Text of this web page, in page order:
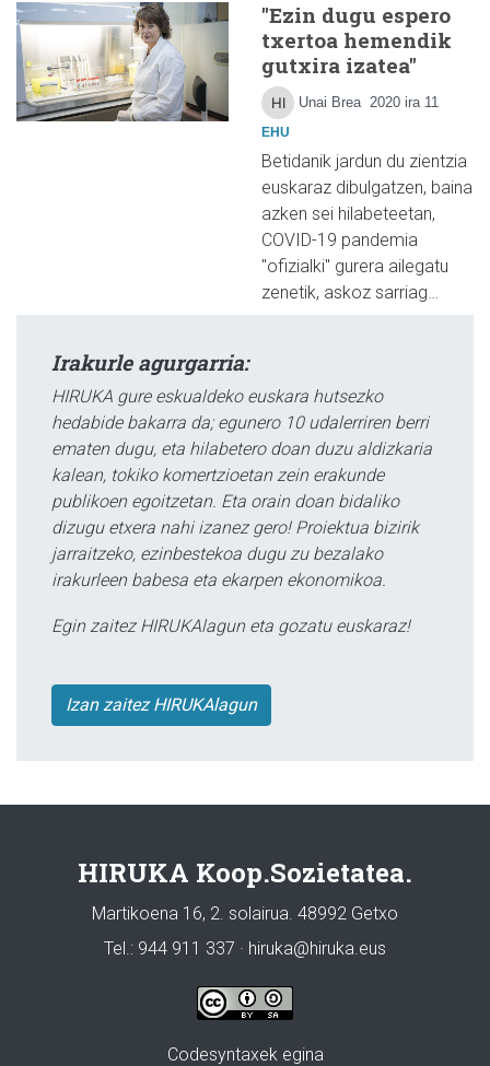
"Ezin dugu espero
txertoa hemendik
gutxira izatea"
Unai Brea 2020 ira 11
EHU
Betidanik jardun du zientzia
euskaraz dibulgatzen, baina
azken sei hilabeteetan,
COVID-19 pandemia
"ofizialki" gurera ailegatu
zenetik, askoz sarriag…
Irakurle agurgarria:
HIRUKA gure eskualdeko euskara hutsezko
hedabide bakarra da; egunero 10 udalerriren berri
ematen dugu, eta hilabetero doan duzu aldizkaria
kalean, tokiko komertzioetan zein erakunde
publikoen egoitzetan. Eta orain doan bidaliko
dizugu etxera nahi izanez gero! Proiektua bizirik
jarraitzeko, ezinbestekoa dugu zu bezalako
irakurleen babesa eta ekarpen ekonomikoa.
Egin zaitez HIRUKAlagun eta gozatu euskaraz!
Izan zaitez HIRUKAlagun
HIRUKA Koop.Sozietatea.
Martikoena 16, 2. solairua. 48992 Getxo
Tel.: 944 911 337 · hiruka@hiruka.eus
Codesyntaxek egina